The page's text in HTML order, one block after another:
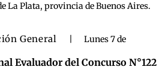
La Plata, provincia de Buenos Aires.
General
Lunes 7 de
Evaluador del Concurso N°122